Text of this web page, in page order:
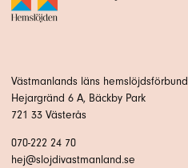
Västmanlands läns hemslöjdsförbund
Hejargränd 6 A, Bäckby Park
721 33 Västerås
070-222 24 70
hej@slojdivastmanland.se